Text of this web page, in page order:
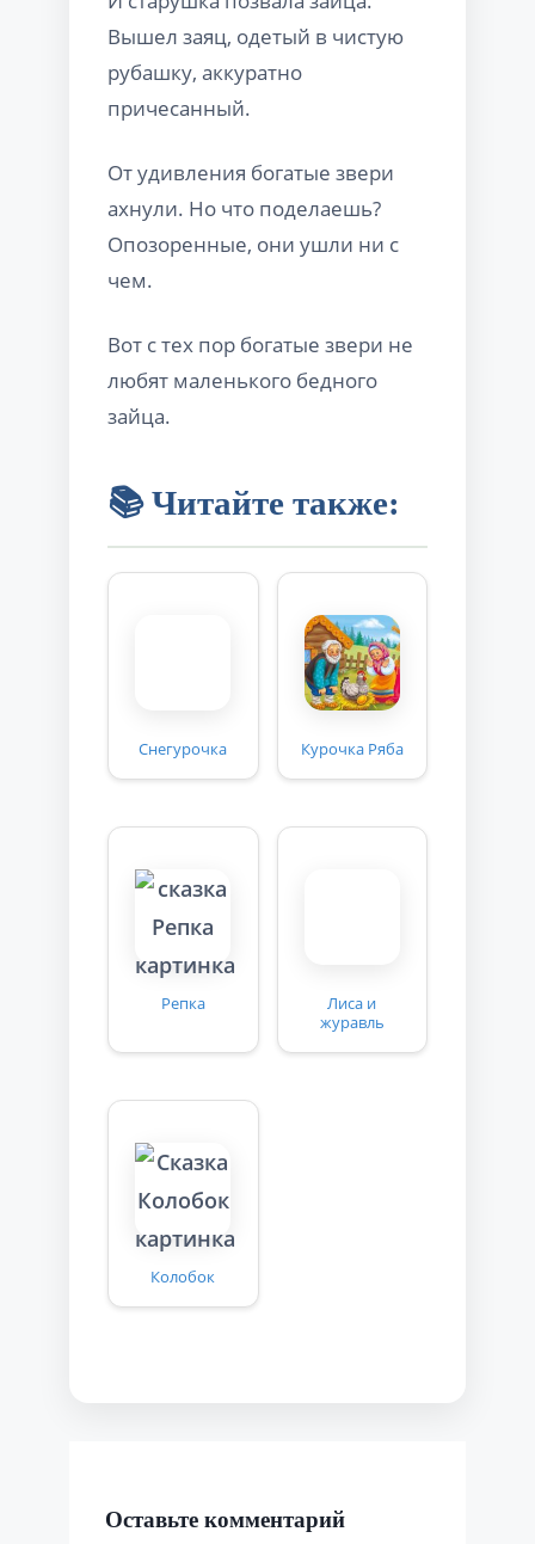
Вышел заяц, одетый в чистую
рубашку, аккуратно
причесанный.
От удивления богатые звери
ахнули. Но что поделаешь?
Опозоренные, они ушли ни с
чем.
Вот с тех пор богатые звери не
любят маленького бедного
зайца.
📚 Читайте также:
Снегурочка Курочка Ряба
Репка
Лиса и
журавль
Колобок
Оставьте комментарий